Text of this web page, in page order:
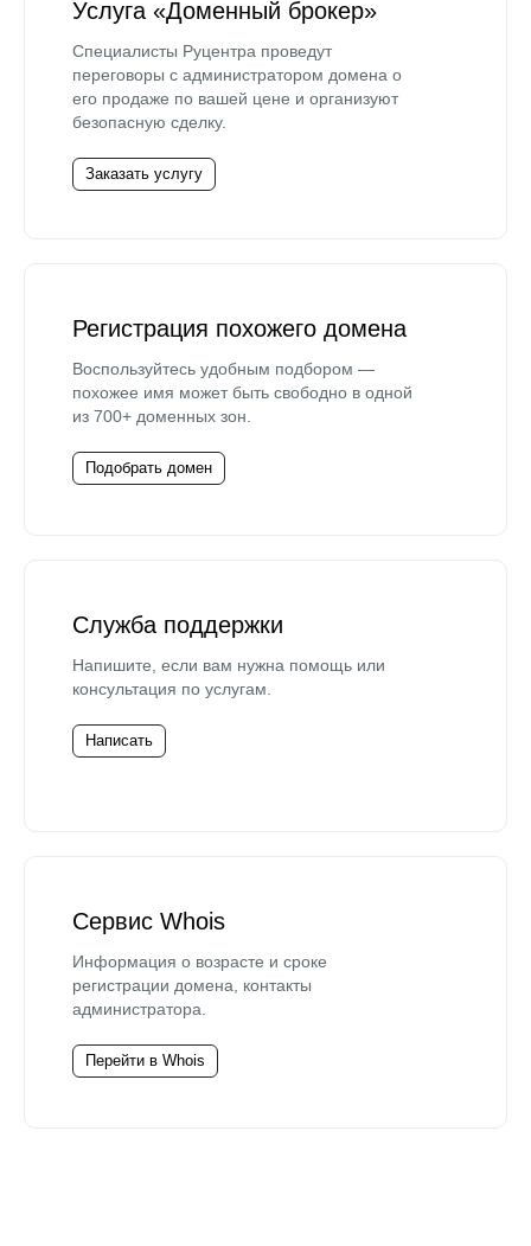
Услуга «Доменный брокер»
Специалисты Руцентра проведут
переговоры с администратором домена о
его продаже по вашей цене и организуют
безопасную сделку.
Заказать услугу
Регистрация похожего домена
Воспользуйтесь удобным подбором —
похожее имя может быть свободно в одной
из 700+ доменных зон.
Подобрать домен
Служба поддержки
Напишите, если вам нужна помощь или
консультация по услугам.
Написать
Сервис Whois
Информация о возрасте и сроке
регистрации домена, контакты
администратора.
Перейти в Whois